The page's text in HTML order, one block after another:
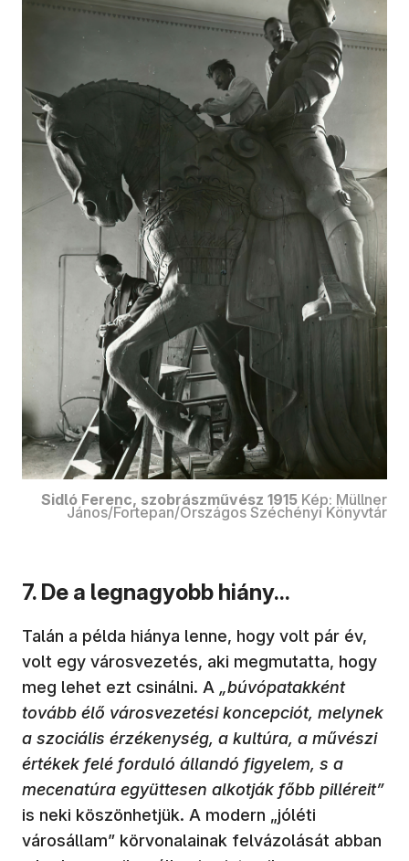
Sidló Ferenc, szobrászművész 1915 Kép: Müllner
János/Fortepan/Országos Széchényi Könyvtár
7. De a legnagyobb hiány...
Talán a példa hiánya lenne, hogy volt pár év,
volt egy városvezetés, aki megmutatta, hogy
meg lehet ezt csinálni. A „búvópatakként
tovább élő városvezetési koncepciót, melynek
a szociális érzékenység, a kultúra, a művészi
értékek felé forduló állandó figyelem, s a
mecenatúra együttesen alkotják főbb pilléreit”
is neki köszönhetjük. A modern „jóléti
városállam” körvonalainak felvázolását abban